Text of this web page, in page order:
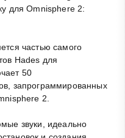
для Omnisphere 2:
частью самого
Hades для
50
запрограммированных
2.
звуки, идеально